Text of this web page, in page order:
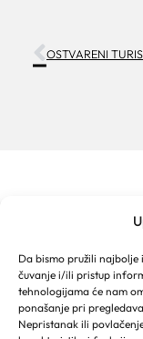
Da bismo pružili
čuvanje i/ili pristup
tehnologijama će nam
ponašanje pri
Nepristanak ili
Franjevački put 2a
Obala kralja
21 300 Makarska
Email:
Telefon: +385 21